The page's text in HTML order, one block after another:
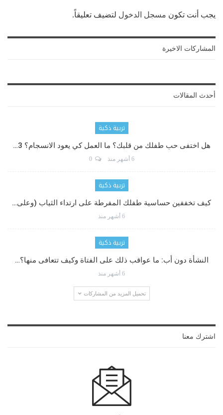
يجب أنت تكون مسجل الدخول لتضيف تعليقاً.
المشاركات الاخيرة
أحدث المقالات
تربية ذكية
هل اختفى حب طفلك من قلبك؟ ما العمل كي يعود الانسجام؟ 3…
6 أشهر منذ 0
تربية ذكية
كيف تخففين حساسية طفلك المفرطة على ارتداء الثياب (وعلى…
6 أشهر منذ
تربية ذكية
النشأة دون أب: ما عواقب ذلك على الفتاة وكيف تتعافى منها؟…
6 أشهر منذ
تحميل المزيد من المشاركات
اشترك معنا